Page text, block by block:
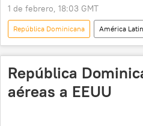
1 de febrero, 18:03 GMT
República Dominicana América
relaciones internacionales
República
aéreas a EEUU